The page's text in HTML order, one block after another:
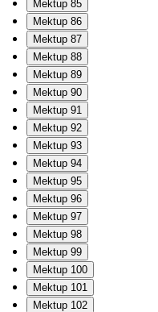
Mektup 85
Mektup 86
Mektup 87
Mektup 88
Mektup 89
Mektup 90
Mektup 91
Mektup 92
Mektup 93
Mektup 94
Mektup 95
Mektup 96
Mektup 97
Mektup 98
Mektup 99
Mektup 100
Mektup 101
Mektup 102